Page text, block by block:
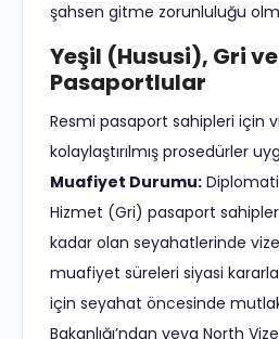
şahsen gitme zorunluluğu
Yeşil (Hususi), Gri
Pasaportlular
Resmi pasaport sahipleri için
kolaylaştırılmış prosedürler
Muafiyet Durumu:
Hizmet (Gri) pasaport
kadar olan seyahatlerinde
muafiyet süreleri siyasi
için seyahat öncesinde
Bakanlığı’ndan veya North